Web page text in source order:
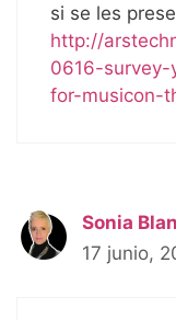
si se les
http://
0616-
for-musicon-
Sonia
17 junio,